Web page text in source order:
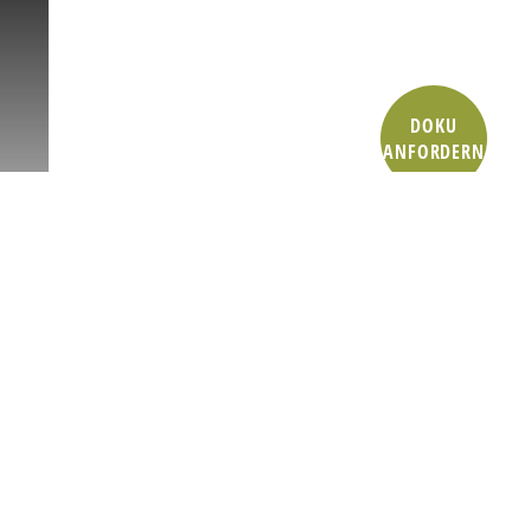
DOKU
ANFORDERN